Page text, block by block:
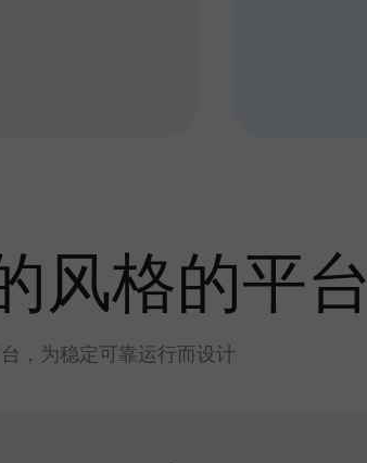
风格的平台
，为稳定可靠运行而设计